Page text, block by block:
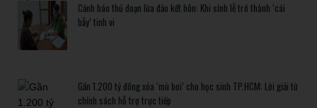
Cảnh báo thủ đoạn lừa đảo kết hôn: Khi sính lễ trở thành ‘cái
bẫy’ tinh vi
Gần 1.200 tỷ đồng xóa ‘mù bơi’ cho học sinh TP.HCM: Lời giải từ
chính sách hỗ trợ trực tiếp